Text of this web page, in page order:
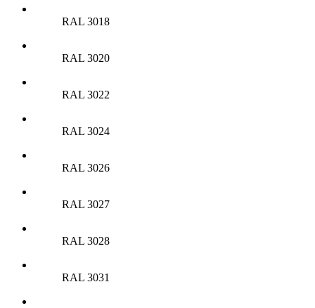
RAL 3018
RAL 3020
RAL 3022
RAL 3024
RAL 3026
RAL 3027
RAL 3028
RAL 3031